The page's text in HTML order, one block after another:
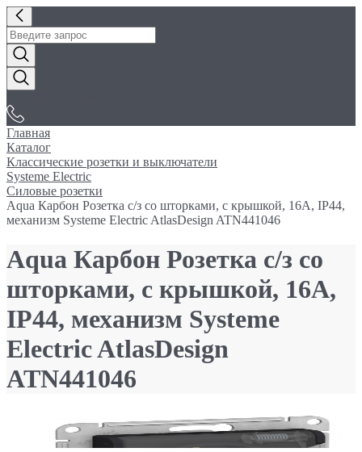
Главная
Каталог
Классические розетки и выключатели
Systeme Electric
Силовые розетки
Aqua Карбон Розетка с/з со шторками, с крышкой, 16А, IP44,
механизм Systeme Electric AtlasDesign ATN441046
Aqua Карбон Розетка с/з со
шторками, с крышкой, 16А,
IP44, механизм Systeme
Electric AtlasDesign
ATN441046